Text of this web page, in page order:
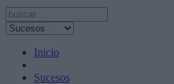
Inicio
Sucesos